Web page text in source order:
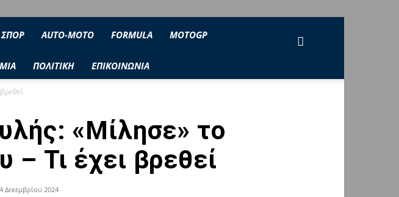
AUTO-MOTO FORMULA MOTOGP
ΠΟΛΙΤΙΚΗ ΕΠΙΚΟΙΝΩΝΙΑ
«Μίλησε» το
– Τι έχει βρεθεί
4 Δεκεμβρίου 2024